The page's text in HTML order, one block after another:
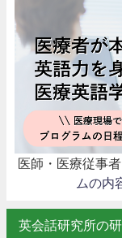
医師・医療従事
ムの内
英会話研究所の